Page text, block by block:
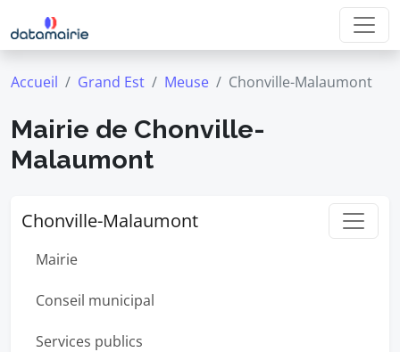
Accueil Grand Est Meuse Chonville-Malaumont
Mairie de Chonville-
Malaumont
Chonville-Malaumont
Mairie
Conseil municipal
Services publics